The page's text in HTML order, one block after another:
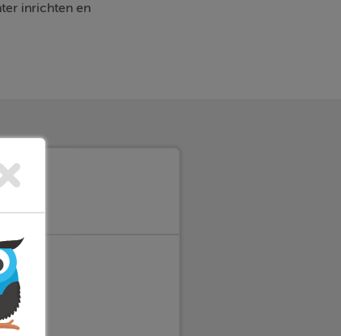
inrichten en